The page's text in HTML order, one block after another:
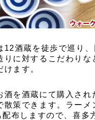
12酒蔵を徒歩で巡り
りに対するこだわり
ます。
酒を酒蔵にて購入さ
散策できます。ラー
配布しますので、喜